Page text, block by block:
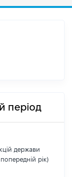
період
держави
рік)